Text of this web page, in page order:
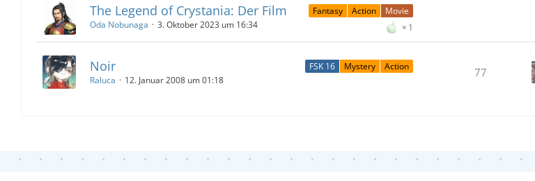
Fantasy Action Movie
The Legend of Crystania: Der Film
1
Oda Nobunaga 3. Oktober 2023 um 16:34
FSK 16 Mystery Action
Noir
Raluca 12. Januar 2008 um 01:18
77